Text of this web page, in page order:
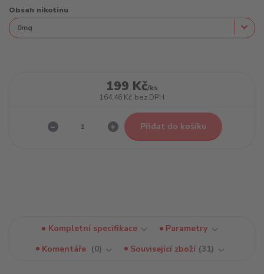
Obsah nikotinu
199 Kč/ks
164,46 Kč bez DPH
Přidat do košíku
Kompletní specifikace
Parametry
Komentáře
0 Související zboží 31